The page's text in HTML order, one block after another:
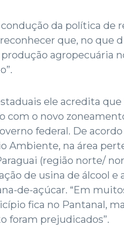
da política de
que, no que
agropecuária
ele acredita
com o novo
federal. De
Ambiente, na área
(região norte/
de usina de álcool e
de-açúcar. “Em
fica no Pantanal,
foram prejudicados”.